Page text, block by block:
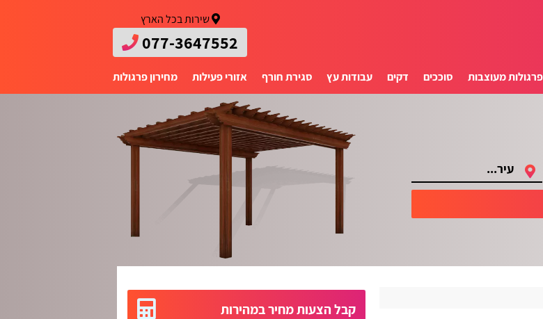
שירות בכל הארץ
077-3647552
פרגולות מעוצבות סוככים דקים עבודות עץ סגירת חורף אזורי פעילות מחירון פרגולות
קבל הצעות מחיר במהירות